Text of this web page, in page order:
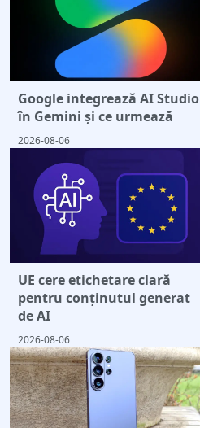
Google integrează AI Studio
în Gemini și ce urmează
2026-08-06
UE cere etichetare clară
pentru conținutul generat
de AI
2026-08-06